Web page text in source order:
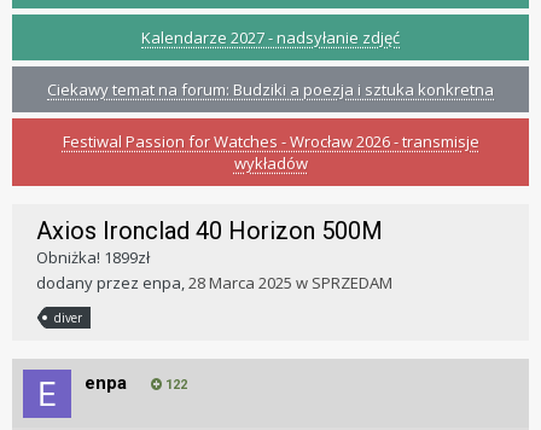
Kalendarze 2027 - nadsyłanie zdjęć
Ciekawy temat na forum: Budziki a poezja i sztuka konkretna
Festiwal Passion for Watches - Wrocław 2026 - transmisje
wykładów
Axios Ironclad 40 Horizon 500M
Obniżka! 1899zł
dodany przez enpa,28 Marca 2025 w SPRZEDAM
diver
enpa 122